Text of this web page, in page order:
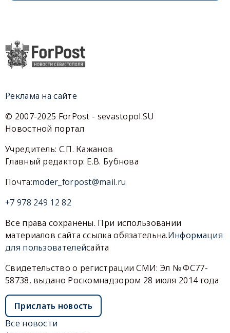
Реклама на сайте
© 2007-2025 ForPost - sevastopol.SU
Новостной портал
Учредитель: С.П. Кажанов
Главный редактор: Е.В. Бубнова
Почта:moder_forpost@mail.ru
+7 978 249 12 82
Все права сохранены. При использовании
материалов сайта ссылка обязательна.Информация
для пользователейсайта
Свидетельство о регистрации СМИ: Эл № ФС77-
58738, выдано Роскомнадзором 28 июля 2014 года
Прислать новость
Все новости